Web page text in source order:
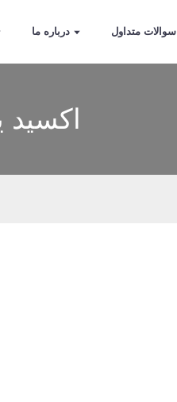
درباره ما سوالات متداول
اکسید